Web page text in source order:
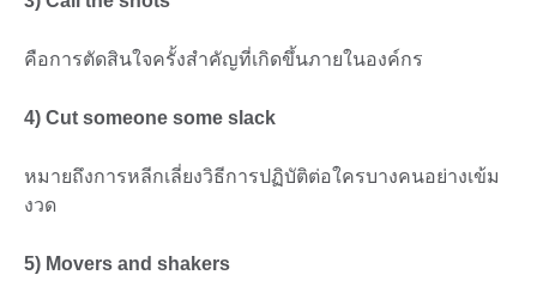
คือการตัดสินใจครั้งสำคัญที่เกิดขึ้นภายในองค์กร
4) Cut someone some slack
หมายถึงการหลีกเลี่ยงวิธีการปฏิบัติต่อใครบางคนอย่างเข้ม
งวด
5) Movers and shakers